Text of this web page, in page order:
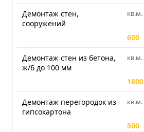
Демонтаж стен,
сооружений
кв.м.
600
Демонтаж стен из бетона,
ж/б до 100 мм
кв.м.
1800
Демонтаж перегородок из
гипсокартона
кв.м.
500